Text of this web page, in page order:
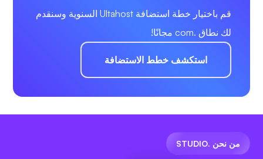
قم باختيار خطة استضافة Ultahost السنوية وسنقدم
لك نطاق .com مجانًا!
استكشف خطط الاستضافة
من نحن .STUDIO